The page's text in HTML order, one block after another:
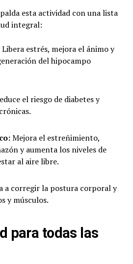
esta actividad con una lista
integral:
Libera estrés, mejora el ánimo y
del hipocampo
el riesgo de diabetes y
Mejora el estreñimiento,
y aumenta los niveles de
al aire libre.
a corregir la postura corporal y
y músculos.
para todas las